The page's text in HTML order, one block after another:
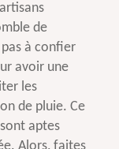
de
à confier
avoir une
les
de pluie. Ce
aptes